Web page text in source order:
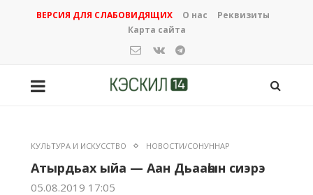
ВЕРСИЯ ДЛЯ СЛАБОВИДЯЩИХ О нас
Реквизиты
Карта сайта
КУЛЬТУРА И ИСКУССТВО НОВОСТИ/СОНУННАР
Атырдьах ыйа — Аан Дьааһын сиэрэ
05.08.2019 17:05